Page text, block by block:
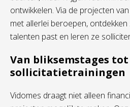
ontwikkelen. Via de projecten
met allerlei beroepen,
talenten past en leren ze
Van bliksemstages tot
sollicitatietrainingen
Vidomes draagt niet alleen